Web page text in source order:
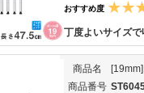
おすすめ度
丁度よいサイズで
商品名
商品番号